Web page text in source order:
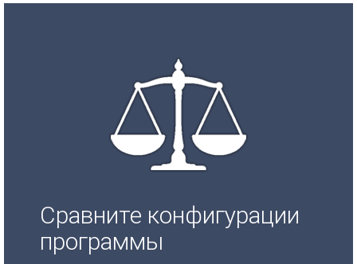
Сравните конфигурации
программы